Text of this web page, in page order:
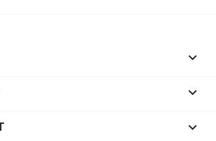


